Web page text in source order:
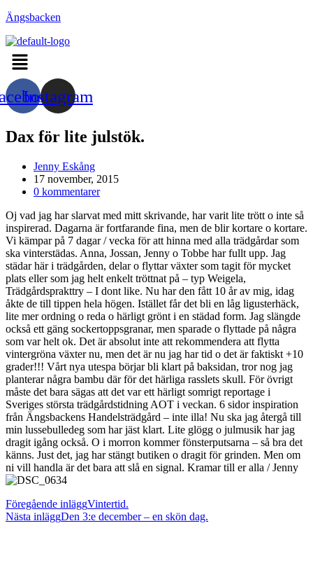
Hoppa
innehållet
Ängsbacken
Menu
Instagram
Dax för lite julstök.
Inläggsförfattare:
Jenny Eskång
Inlägget
publicerat:
17 november, 2015
Kommentarer
inlägget:
0 kommentarer
Oj vad jag har slarvat med mitt skrivande, har varit lite trött o inte så
inspirerad. Dagarna är fortfarande fina, men de blir kortare o kortare.
Vi kämpar på 7 dagar / vecka för att hinna med alla trädgårdar som
ska vinterstädas. Anna, Jossan, Jenny o Tobbe har fullt upp. Jag
städar här i trädgården, delar o flyttar växter som tagit för mycket
plats eller som jag helt enkelt tröttnat på – typ Weigela,
Trädgårdsprakttry – I dont like. Nu har den fått 10 år av mig, idag
åkte de till tippen hela högen. Istället får det bli en låg ligusterhäck,
lite mer ordning o reda o härligt grönt i en städad form. Jag slängde
också ett gäng sockertoppsgranar, men sparade o flyttade på några
som var helt ok. Det är absolut inte att rekommendera att flytta
vintergröna växter nu, men det är nu jag har tid o det är faktiskt +10
grader!!! Vårt nya utespa börjar bli klart på baksidan, tror nog jag
planterar några bambu där för det härliga rasslets skull. För övrigt
måste det bara sägas att det var ett härligt somrigt reportage i
Sveriges största trädgårdstidning AOT i veckan. 6 sidor inspiration
från Ängsbackens Handelsträdgård – inte illa! Nu ska jag återgå till
min lussebulledeg som har jäst klart. Lite glögg o julmusik har jag
dragit igång också. O i morron kommer fönsterputsarna – så bra det
känns. Just det, jag har stängt butiken o dragit för grinden. Men om
ni vill handla är det bara att slå en signal. Kramar till er alla / Jenny
Läs
fler
Föregående inläggVintertid.
Nästa inläggDen 3:e december – en skön dag.